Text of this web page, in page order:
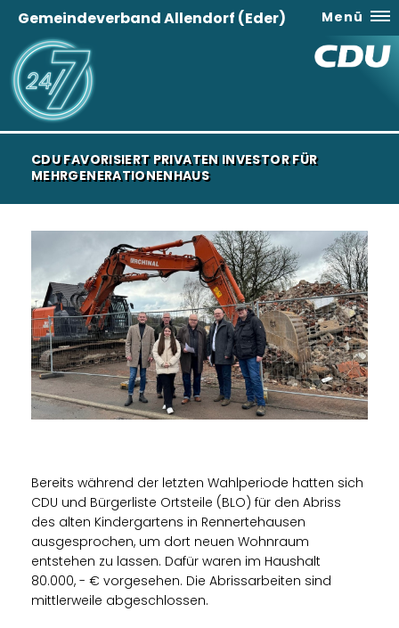
Gemeindeverband Allendorf (Eder) Menü
CDU FAVORISIERT PRIVATEN INVESTOR FÜR
MEHRGENERATIONENHAUS
Bereits während der letzten Wahlperiode hatten sich
CDU und Bürgerliste Ortsteile (BLO) für den Abriss
des alten Kindergartens in Rennertehausen
ausgesprochen, um dort neuen Wohnraum
entstehen zu lassen. Dafür waren im Haushalt
80.000, - € vorgesehen. Die Abrissarbeiten sind
mittlerweile abgeschlossen.